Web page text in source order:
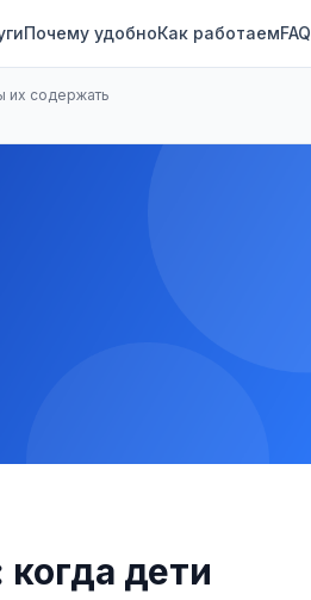
Почему удобноКак работаемFAQ
их содержать
дети